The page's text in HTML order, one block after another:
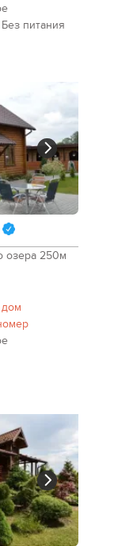
питания
озера 250м
дом